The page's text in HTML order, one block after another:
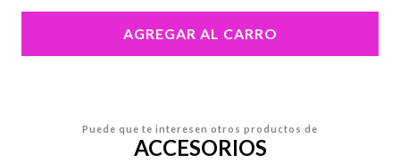
AGREGAR AL CARRO
Puede que te interesen otros productos de
ACCESORIOS